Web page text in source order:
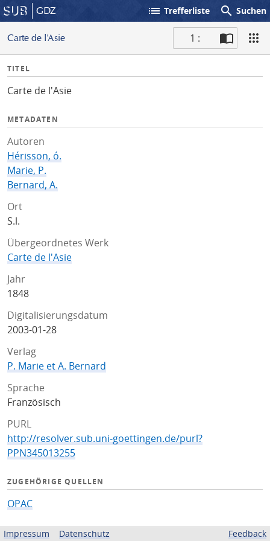
GDZ list Trefferliste search Suchen
Carte de l'Asie 1 :
I
f
TITEL
Carte de l'Asie
METADATEN
Autoren
Hérisson, ó.
Marie, P.
Bernard, A.
Ort
S.l.
Übergeordnetes Werk
Carte de l'Asie
Jahr
1848
Digitalisierungsdatum
2003-01-28
Verlag
P. Marie et A. Bernard
Sprache
Französisch
PURL
http://resolver.sub.uni-goettingen.de/purl?
PPN345013255
ZUGEHÖRIGE QUELLEN
OPAC
BEREITGESTELLT VON
Impressum Datenschutz Feedback